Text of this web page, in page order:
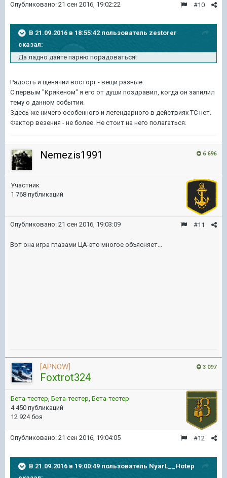
#10
Опубликовано: 21 сен 2016, 19:02:22
В 21.09.2016 в 18:55:42 пользователь zestorer
сказал:
Да ладно дайте парню порадоваться!
Радость и щенячий восторг - вещи разные.
С первым "Крякеном" я его от души поздравил, когда он запилил
тему о данном событии.
Здесь же ничего особенного и легендарного в действиях ТС нет.
Фактор везения - не более. Не стоит на него полагаться.
6 696
Nemezis1991
Участник
1 768 публикаций
#11
Опубликовано: 21 сен 2016, 19:03:09
Вот она игра глазами ЦА-это многое объясняет...
3 097
[APNOW]
Foxtrot324
Бета-тестер, Бета-тестер, Бета-тестер
4 450 публикаций
12 924 боя
#12
Опубликовано: 21 сен 2016, 19:04:05
В 21.09.2016 в 19:00:49 пользователь NyarL__Hotep